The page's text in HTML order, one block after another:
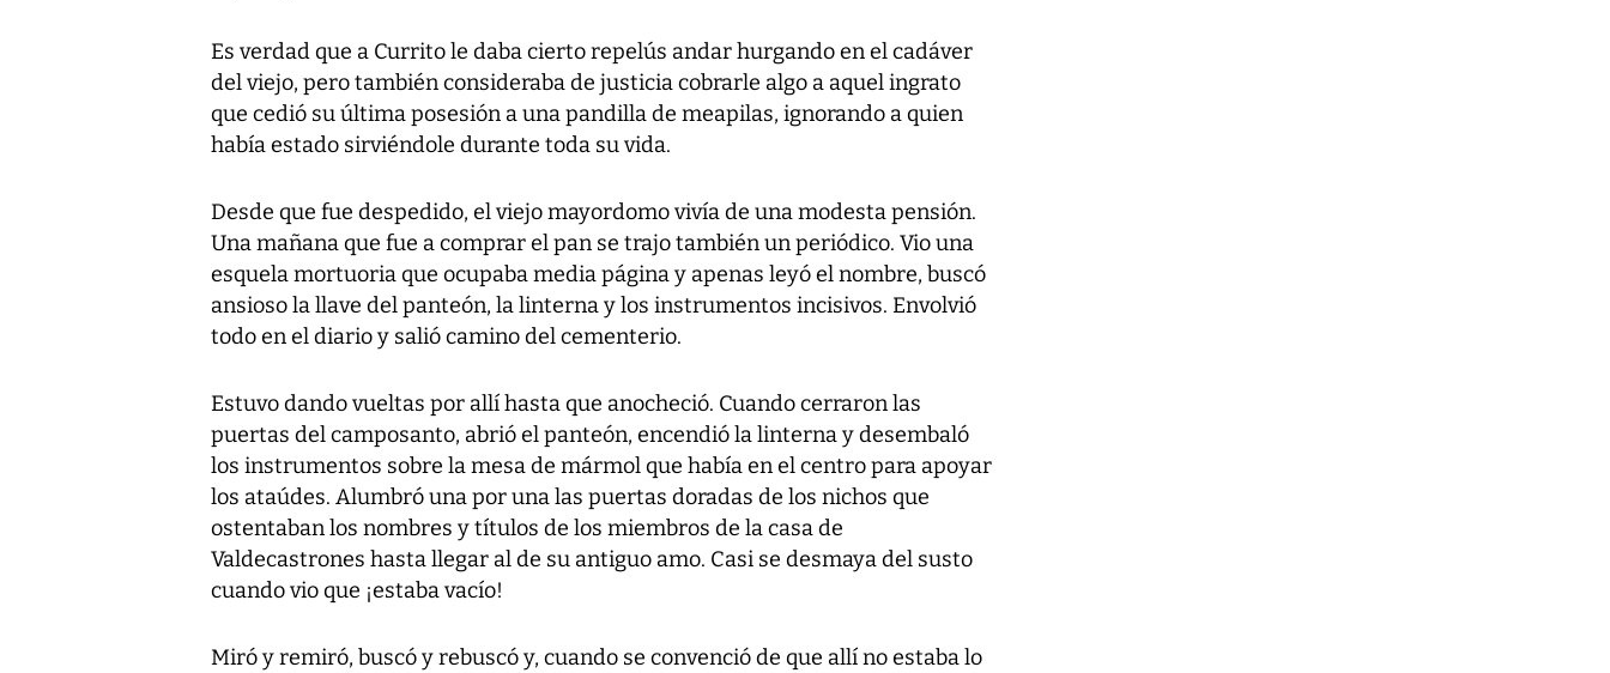
Es verdad que a Currito le daba cierto repelús andar hurgando en el cadáver
del viejo, pero también consideraba de justicia cobrarle algo a aquel ingrato
que cedió su última posesión a una pandilla de meapilas, ignorando a quien
había estado sirviéndole durante toda su vida.
Desde que fue despedido, el viejo mayordomo vivía de una modesta pensión.
Una mañana que fue a comprar el pan se trajo también un periódico. Vio una
esquela mortuoria que ocupaba media página y apenas leyó el nombre, buscó
ansioso la llave del panteón, la linterna y los instrumentos incisivos. Envolvió
todo en el diario y salió camino del cementerio.
Estuvo dando vueltas por allí hasta que anocheció. Cuando cerraron las
puertas del camposanto, abrió el panteón, encendió la linterna y desembaló
los instrumentos sobre la mesa de mármol que había en el centro para apoyar
los ataúdes. Alumbró una por una las puertas doradas de los nichos que
ostentaban los nombres y títulos de los miembros de la casa de
Valdecastrones hasta llegar al de su antiguo amo. Casi se desmaya del susto
cuando vio que ¡estaba vacío!
Miró y remiró, buscó y rebuscó y, cuando se convenció de que allí no estaba lo